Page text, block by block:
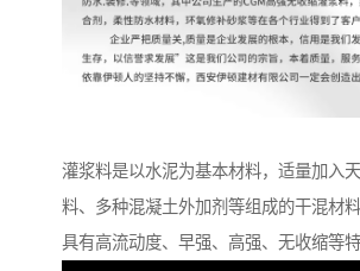
灌浆料是以水泥为基本材料，适量加入
料、多种混凝土外加剂等组成的干混材
具有高流动度、早强、高强、无收缩等特